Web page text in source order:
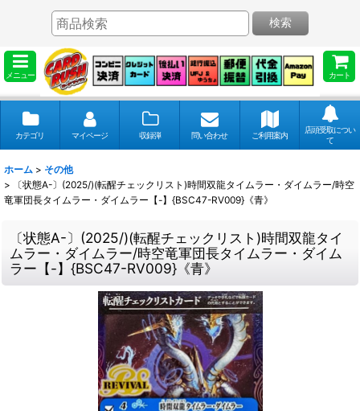
メニュー カート
検索
カテゴリ マイページ 収録弾 問い合わせ ご利用案内
店頭受取につい
て
ホーム > その他
>
〔状態A-〕(2025/)(転醒チェックリスト)時間双龍タイムラー・ダイムラー/時空
竜軍団長タイムラー・ダイムラー【-】{BSC47-RV009}《青》
〔状態A-〕(2025/)(転醒チェックリスト)時間双龍タイ
ムラー・ダイムラー/時空竜軍団長タイムラー・ダイム
ラー【-】{BSC47-RV009}《青》